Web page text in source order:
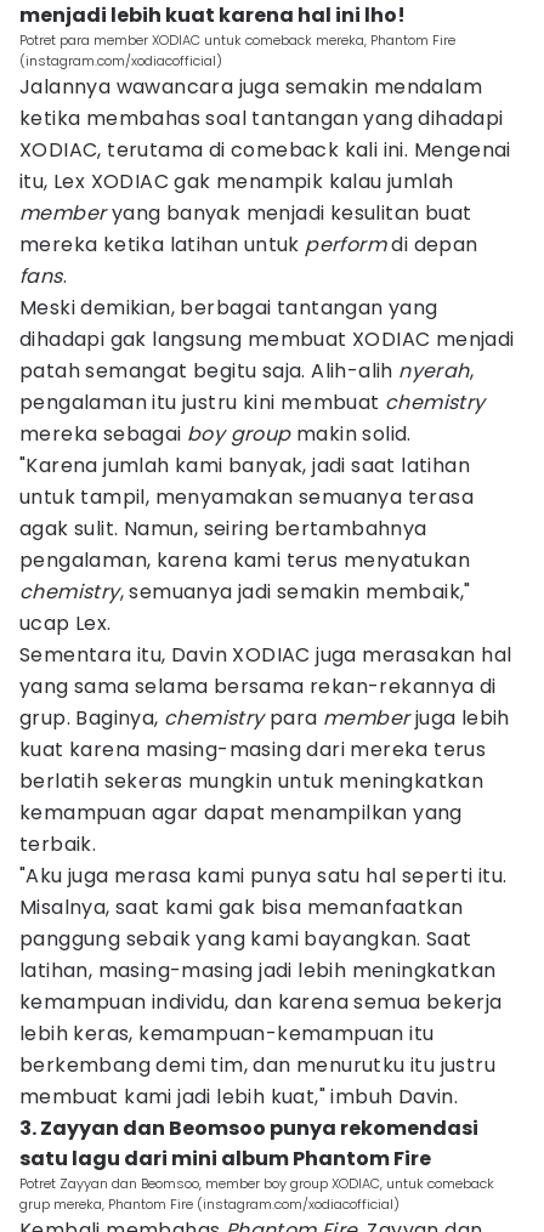
menjadi lebih kuat karena hal ini lho!
Potret para member XODIAC untuk comeback mereka, Phantom Fire
(instagram.com/xodiacofficial)
Jalannya wawancara juga semakin mendalam
ketika membahas soal tantangan yang dihadapi
XODIAC, terutama di comeback kali ini. Mengenai
itu, Lex XODIAC gak menampik kalau jumlah
memberyang banyak menjadi kesulitan buat
mereka ketika latihan untuk performdi depan
fans.
Meski demikian, berbagai tantangan yang
dihadapi gak langsung membuat XODIAC menjadi
patah semangat begitu saja. Alih-alih nyerah,
pengalaman itu justru kini membuat chemistry
mereka sebagai boy groupmakin solid.
"Karena jumlah kami banyak, jadi saat latihan
untuk tampil, menyamakan semuanya terasa
agak sulit. Namun, seiring bertambahnya
pengalaman, karena kami terus menyatukan
chemistry, semuanya jadi semakin membaik,"
ucap Lex.
Sementara itu, Davin XODIAC juga merasakan hal
yang sama selama bersama rekan-rekannya di
grup. Baginya, chemistrypara memberjuga lebih
kuat karena masing-masing dari mereka terus
berlatih sekeras mungkin untuk meningkatkan
kemampuan agar dapat menampilkan yang
terbaik.
"Aku juga merasa kami punya satu hal seperti itu.
Misalnya, saat kami gak bisa memanfaatkan
panggung sebaik yang kami bayangkan. Saat
latihan, masing-masing jadi lebih meningkatkan
kemampuan individu, dan karena semua bekerja
lebih keras, kemampuan-kemampuan itu
berkembang demi tim, dan menurutku itu justru
membuat kami jadi lebih kuat," imbuh Davin.
3. Zayyan dan Beomsoo punya rekomendasi
satu lagu dari mini album Phantom Fire
Potret Zayyan dan Beomsoo, member boy group XODIAC, untuk comeback
grup mereka, Phantom Fire (instagram.com/xodiacofficial)